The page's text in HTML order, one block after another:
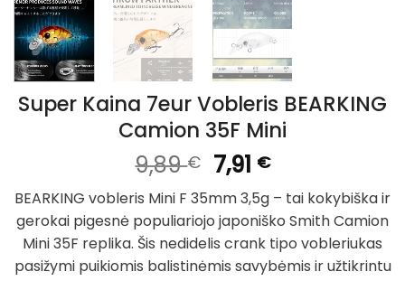
Super Kaina 7eur Vobleris BEARKING
Camion 35F Mini
9,89€ Original
price
was:
9,89 €.
7,91 €Current
price
is:
7,91 €.
BEARKING vobleris Mini F 35mm 3,5g – tai kokybiška ir
gerokai pigesnė populiariojo japoniško Smith Camion
Mini 35F replika. Šis nedidelis crank tipo vobleriukas
pasižymi puikiomis balistinėmis savybėmis ir užtikrintu